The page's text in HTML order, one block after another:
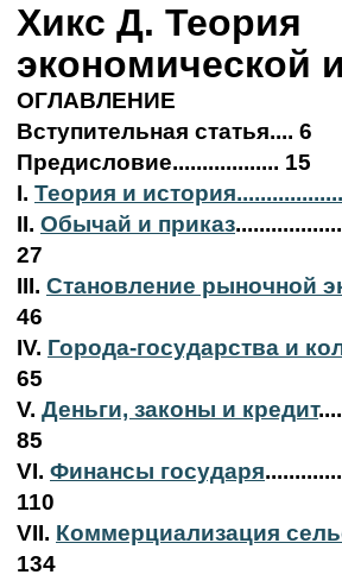
Хикс Д. Теория
экономической
ОГЛАВЛЕНИЕ
Вступительная статья.... 6
Предисловие.................. 15
I. Теория и
II. Обычай и приказ
27
III. Становление рыночной
46
IV. Города-государства и
65
V. Деньги, законы и кредит
85
VI. Финансы государя
110
VII. Коммерциализация
134